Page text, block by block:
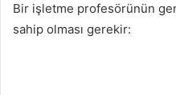
Bir işletme profesörünün
sahip olması gerekir: